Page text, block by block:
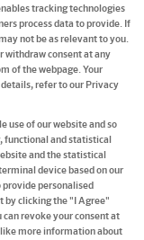
Drama
tracking technologies
process data to provide. If
not be as relevant to you.
withdraw consent at any
of the webpage. Your
refer to our Privacy
use of our website and so
functional and statistical
and the statistical
device based on our
personalised
by clicking the "I Agree"
revoke your consent at
more information about